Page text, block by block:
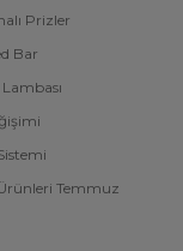
Prizler
Bar
Temmuz